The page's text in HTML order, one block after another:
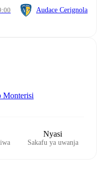
Audace Cerignola
Monterisi
Nyasi
Sakafu ya uwanja